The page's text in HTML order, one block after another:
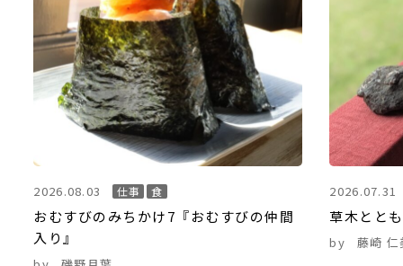
2026.08.03 仕事 食
おむすびのみちかけ7『おむすびの仲間
入り』
2026.07.31
草木とと
by 藤崎 仁